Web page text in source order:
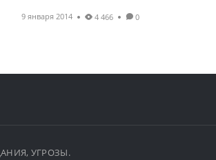
9 января 2014 4 466 0
УГРОЗЫ.